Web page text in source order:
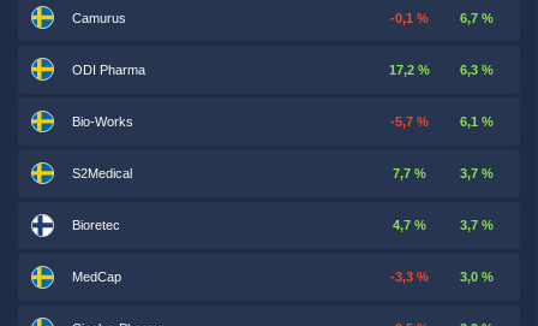
Camurus -0,1 % 6,7 %
ODI Pharma 17,2 % 6,3 %
Bio-Works -5,7 % 6,1 %
S2Medical 7,7 % 3,7 %
Bioretec 4,7 % 3,7 %
MedCap -3,3 % 3,0 %